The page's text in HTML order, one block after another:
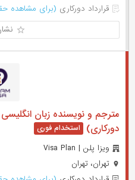
قرارداد دورکاری (برای مشاهده
مترجم و نویسنده زبان
دورکاری)
ویزا پلن | Visa Plan
تهران، تهران